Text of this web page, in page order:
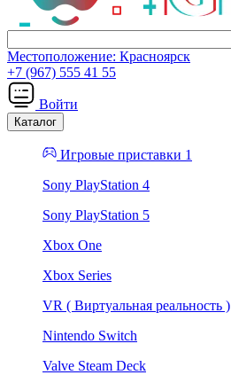
Местоположение: Красноярск
+7 (967) 555 41 55
Войти
Каталог
Игровые приставки 1
Sony PlayStation 4
Sony PlayStation 5
Xbox One
Xbox Series
VR ( Виртуальная реальность )
Nintendo Switch
Valve Steam Deck